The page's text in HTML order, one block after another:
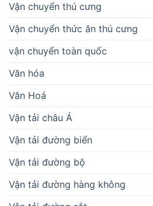
Vận chuyển thú cưng
Vận chuyển thức ăn thú cưng
vận chuyển toàn quốc
Văn hóa
Văn Hoá
Vận tải châu Á
Vận tải đường biển
Vận tải đường bộ
Vận tải đường hàng không